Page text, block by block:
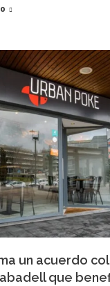
un acuerdo
que